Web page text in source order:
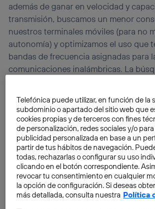
además de ganar en velocidad y
transmisión, buscamos un menor
nuestros terminales móviles (para no
autonomía) y optimizamos el uso que
bandas de frecuencia asignadas para
comunicaciones inalámbricas. La
heterogéneas, por ejemplo, la
Wi-Fi y LTEque Telefónica nos
pasado Mobile World Congress 2013.
Telefónica puede utilizar, en función de la
subdominio o apartado del sitio web que
cookies propias y de terceros con fines
de personalización, redes sociales y/o
publicidad personalizada en base a un
partir de tus hábitos de navegación.
todas, rechazarlas o configurar su uso
clicando en el botón correspondiente.
revocar tu consentimiento en cualquier
la opción de configuración. Si deseas
más detallada, consulta nuestra Política